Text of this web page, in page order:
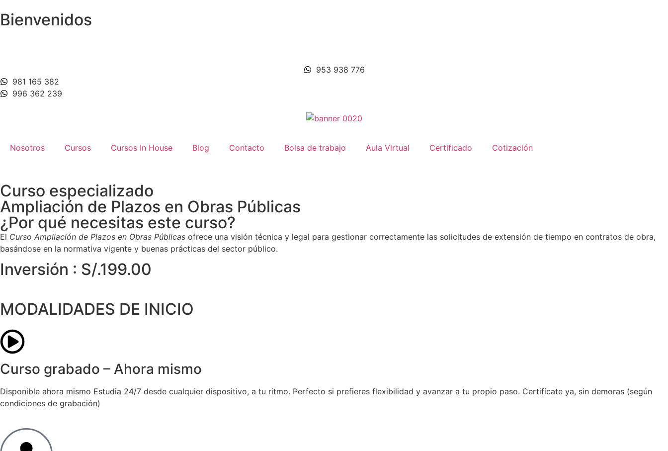
Bienvenidos
953 938 776
981 165 382
996 362 239
Nosotros Cursos Cursos In House Blog Contacto Bolsa de trabajo Aula Virtual Certificado Cotización
Curso especializado
Ampliación de Plazos en Obras Públicas
¿Por qué necesitas este curso?
El Curso Ampliación de Plazos en Obras Públicas ofrece una visión técnica y legal para gestionar correctamente las solicitudes de extensión de tiempo en contratos de obra,
basándose en la normativa vigente y buenas prácticas del sector público.
Inversión : S/.199.00
MODALIDADES DE INICIO
Curso grabado – Ahora mismo
Disponible ahora mismo Estudia 24/7 desde cualquier dispositivo, a tu ritmo. Perfecto si prefieres flexibilidad y avanzar a tu propio paso. Certifícate ya, sin demoras (según
condiciones de grabación)